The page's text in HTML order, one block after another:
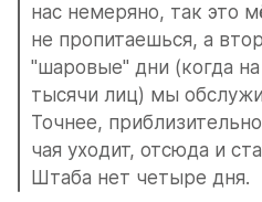
нас немеряно, так это
не пропитаешься, а
"шаровые" дни (когда
тысячи лиц) мы
Точнее,
чая уходит, отсюда и
Штаба нет четыре дня.